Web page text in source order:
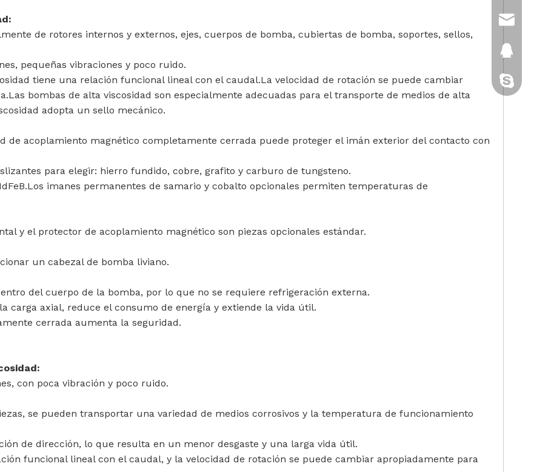
de rotores internos y externos, ejes, cuerpos de bomba, cubiertas de bomba, soportes, sellos,
pequeñas vibraciones y poco ruido.
tiene una relación funcional lineal con el caudal.La velocidad de rotación se puede cambiar
bombas de alta viscosidad son especialmente adecuadas para el transporte de medios de alta
adopta un sello mecánico.
de acoplamiento magnético completamente cerrada puede proteger el imán exterior del contacto con
para elegir: hierro fundido, cobre, grafito y carburo de tungsteno.
imanes permanentes de samario y cobalto opcionales permiten temperaturas de
y el protector de acoplamiento magnético son piezas opcionales estándar.
un cabezal de bomba liviano.
del cuerpo de la bomba, por lo que no se requiere refrigeración externa.
carga axial, reduce el consumo de energía y extiende la vida útil.
cerrada aumenta la seguridad.
con poca vibración y poco ruido.
se pueden transportar una variedad de medios corrosivos y la temperatura de funcionamiento
de dirección, lo que resulta en un menor desgaste y una larga vida útil.
funcional lineal con el caudal, y la velocidad de rotación se puede cambiar apropiadamente para
gatito-